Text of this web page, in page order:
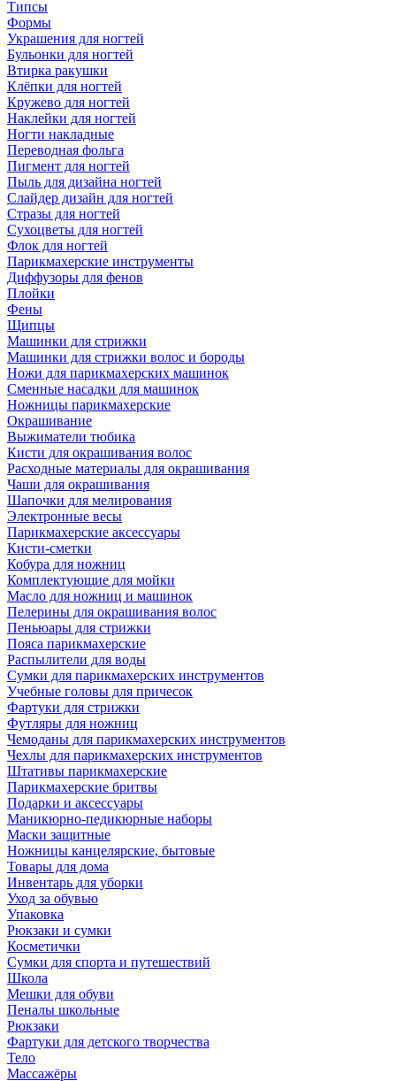
Типсы
Формы
Украшения для ногтей
Бульонки для ногтей
Втирка ракушки
Клёпки для ногтей
Кружево для ногтей
Наклейки для ногтей
Ногти накладные
Переводная фольга
Пигмент для ногтей
Пыль для дизайна ногтей
Слайдер дизайн для ногтей
Стразы для ногтей
Сухоцветы для ногтей
Флок для ногтей
Парикмахерские инструменты
Диффузоры для фенов
Плойки
Фены
Щипцы
Машинки для стрижки
Машинки для стрижки волос и бороды
Ножи для парикмахерских машинок
Сменные насадки для машинок
Ножницы парикмахерские
Окрашивание
Выжиматели тюбика
Кисти для окрашивания волос
Расходные материалы для окрашивания
Чаши для окрашивания
Шапочки для мелирования
Электронные весы
Парикмахерские аксессуары
Кисти-сметки
Кобура для ножниц
Комплектующие для мойки
Масло для ножниц и машинок
Пелерины для окрашивания волос
Пеньюары для стрижки
Пояса парикмахерские
Распылители для воды
Сумки для парикмахерских инструментов
Учебные головы для причесок
Фартуки для стрижки
Футляры для ножниц
Чемоданы для парикмахерских инструментов
Чехлы для парикмахерских инструментов
Штативы парикмахерские
Парикмахерские бритвы
Подарки и аксессуары
Маникюрно-педикюрные наборы
Маски защитные
Ножницы канцелярские, бытовые
Товары для дома
Инвентарь для уборки
Уход за обувью
Упаковка
Рюкзаки и сумки
Косметички
Сумки для спорта и путешествий
Школа
Мешки для обуви
Пеналы школьные
Рюкзаки
Фартуки для детского творчества
Тело
Массажёры